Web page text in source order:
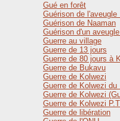
Gué en forêt
Guérison de
Guérison de Naaman
Guérison d'un
Guerre au village
Guerre de 13 jours
Guerre de 80 jours à
Guerre de Bukavu
Guerre de Kolwezi
Guerre de Kolwezi du
Guerre de Kolwezi
Guerre de Kolwezi
Guerre de libération